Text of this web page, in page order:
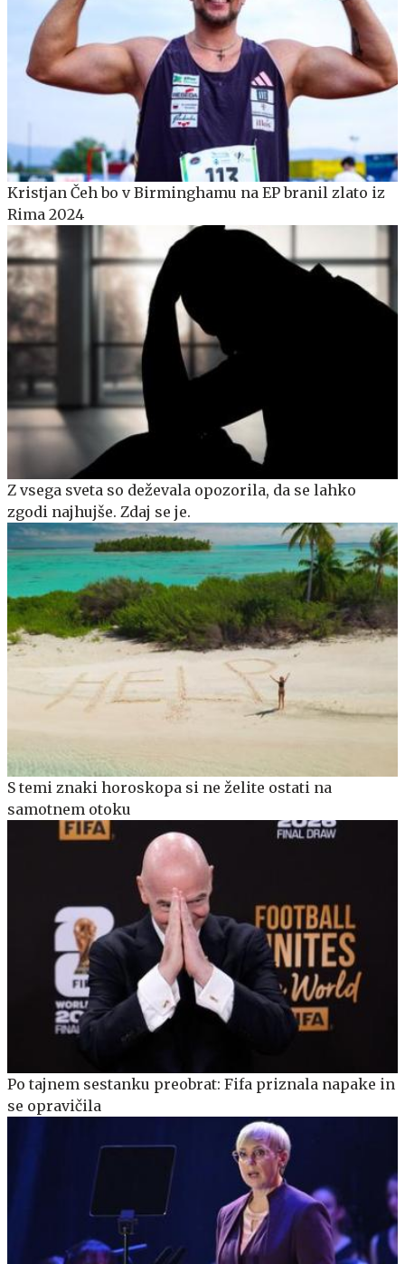
Kristjan Čeh bo v Birminghamu na EP branil zlato iz
Rima 2024
Z vsega sveta so deževala opozorila, da se lahko
zgodi najhujše. Zdaj se je.
S temi znaki horoskopa si ne želite ostati na
samotnem otoku
Po tajnem sestanku preobrat: Fifa priznala napake in
se opravičila